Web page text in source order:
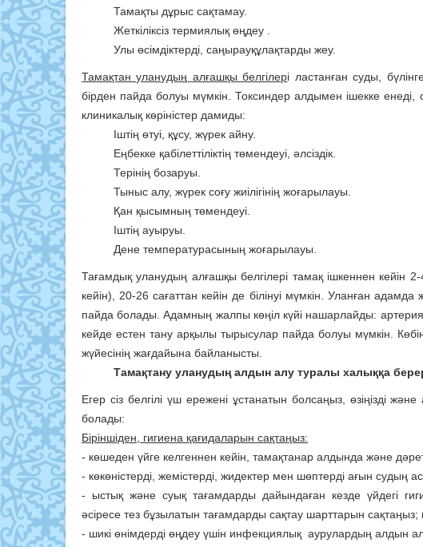
Тамақты дұрыс сақтамау.
Жеткіліксіз термиялық өңдеу .
Улы өсімдіктерді, саңырауқұлақтарды жеу.
Тамақтан уланудың алғашқы белгілері ластанған суды,
бірден пайда болуы мүмкін. Токсиндер алдымен ішекке
клиникалық көріністер дамиды:
Іштің өтуі, құсу, жүрек айну.
Еңбекке қабілеттіліктің төмендеуі, әлсіздік.
Терінің бозаруы.
Тыныс алу, жүрек соғу жиілігінің жоғарылауы.
Қан қысымның төмендеуі.
Іштің ауыруы.
Дене температурасының жоғарылауы.
Тағамдық уланудың алғашқы белгілері тамақ ішкеннен кейін
кейін), 20-26 сағаттан кейін де білінуі мүмкін. Уланған
пайда болады. Адамның жалпы көңіл күйі нашарлайды:
кейде естен тану арқылы тырысулар пайда болуы мүмкін.
жүйесінің жағдайына байланысты.
Тамақтану уланудың алдын алу туралы халыққа
Егер сіз белгілі үш ережені ұстанатын болсаңыз, өзіңізді
болады:
Біріншіден, гигиена қағидаларын сақтаңыз:
- көшеден үйге келгеннен кейін, тамақтанар алдында және
- көкөністерді, жемістерді, жидектер мен шөптерді ағын
- ыстық және суық тағамдарды дайындаған кезде үйдегі
әсіресе тез бұзылатын тағамдарды сақтау шарттарын
- шикі өнімдерді өңдеу үшін инфекциялық аурулардың алдын